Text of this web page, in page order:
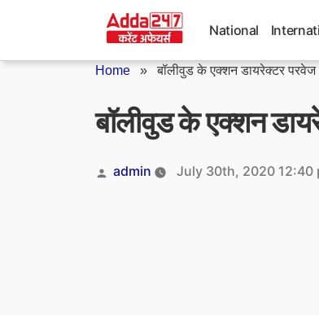
National
Home »बॉलीवुड के एक्शन डायरेक्टर परवेज
बॉलीवुड के एक्शन
Posted
admin July 30th, 2020 12:40